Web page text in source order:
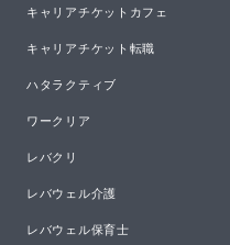
キャリアチケットカフェ
キャリアチケット転職
ハタラクティブ
ワークリア
レバクリ
レバウェル介護
レバウェル保育士